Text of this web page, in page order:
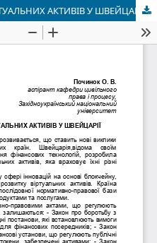
АКТИВІВ У ШВЕЙЦАРІЇ